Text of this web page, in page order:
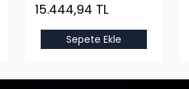
15.444,94 TL
Sepete Ekle